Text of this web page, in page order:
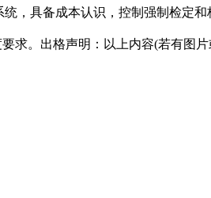
具备成本认识，控制强制检定和
求。出格声明：以上内容(若有图